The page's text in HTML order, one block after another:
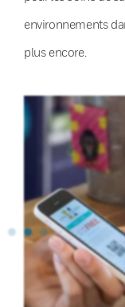
environnements
plus encore.